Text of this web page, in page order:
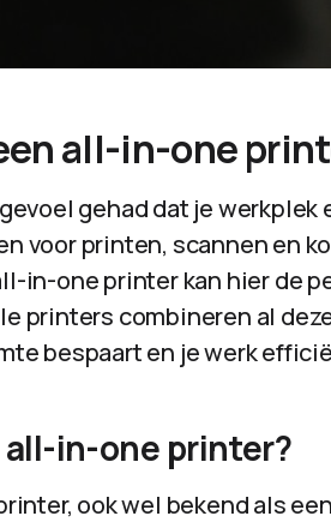
all-in-one
gehad dat je
voor printen, scannen en
in-one printer kan hier de
printers combineren al
bespaart en je werk
all-in-one printer?
ook wel bekend als